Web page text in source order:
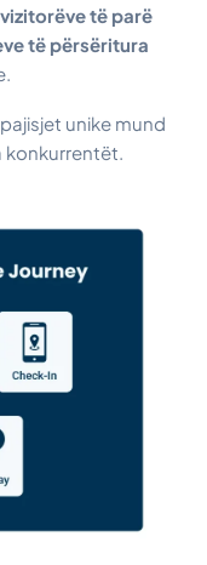
të parë
të përsëritura
unike mund